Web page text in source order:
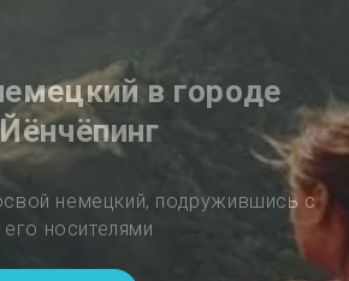
в городе
Йёнчёпинг
немецкий, подружившись с
его носителями